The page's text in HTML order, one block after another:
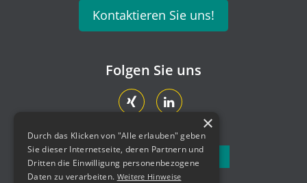
Kontaktieren Sie uns!
Folgen Sie uns
Newsletter abonnieren
×
Durch das Klicken von "Alle erlauben" geben
Sie dieser Internetseite, deren Partnern und
Dritten die Einwilligung personenbezogene
Daten zu verarbeiten. Weitere Hinweise